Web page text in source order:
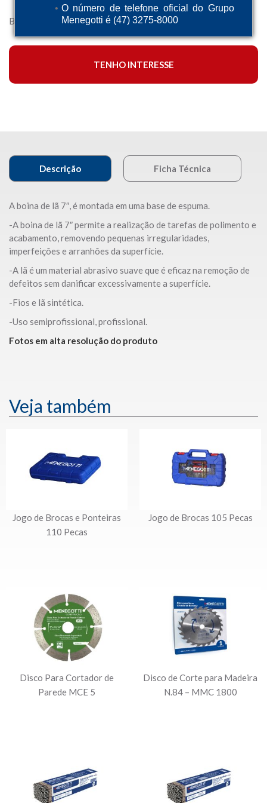
O número de telefone oficial do Grupo
Menegotti é (47) 3275-8000
Boina de Lã 7″
TENHO INTERESSE
Descrição Ficha Técnica
A boina de lã 7″, é montada em uma base de espuma.
-A boina de lã 7″ permite a realização de tarefas de polimento e
acabamento, removendo pequenas irregularidades,
imperfeições e arranhões da superfície.
-A lã é um material abrasivo suave que é eficaz na remoção de
defeitos sem danificar excessivamente a superfície.
-Fios e lã sintética.
-Uso semiprofissional, profissional.
Fotos em alta resolução do produto
Veja também
Jogo de Brocas e Ponteiras
110 Pecas
Jogo de Brocas 105 Pecas
Disco Para Cortador de
Parede MCE 5
Disco de Corte para Madeira
N.84 – MMC 1800